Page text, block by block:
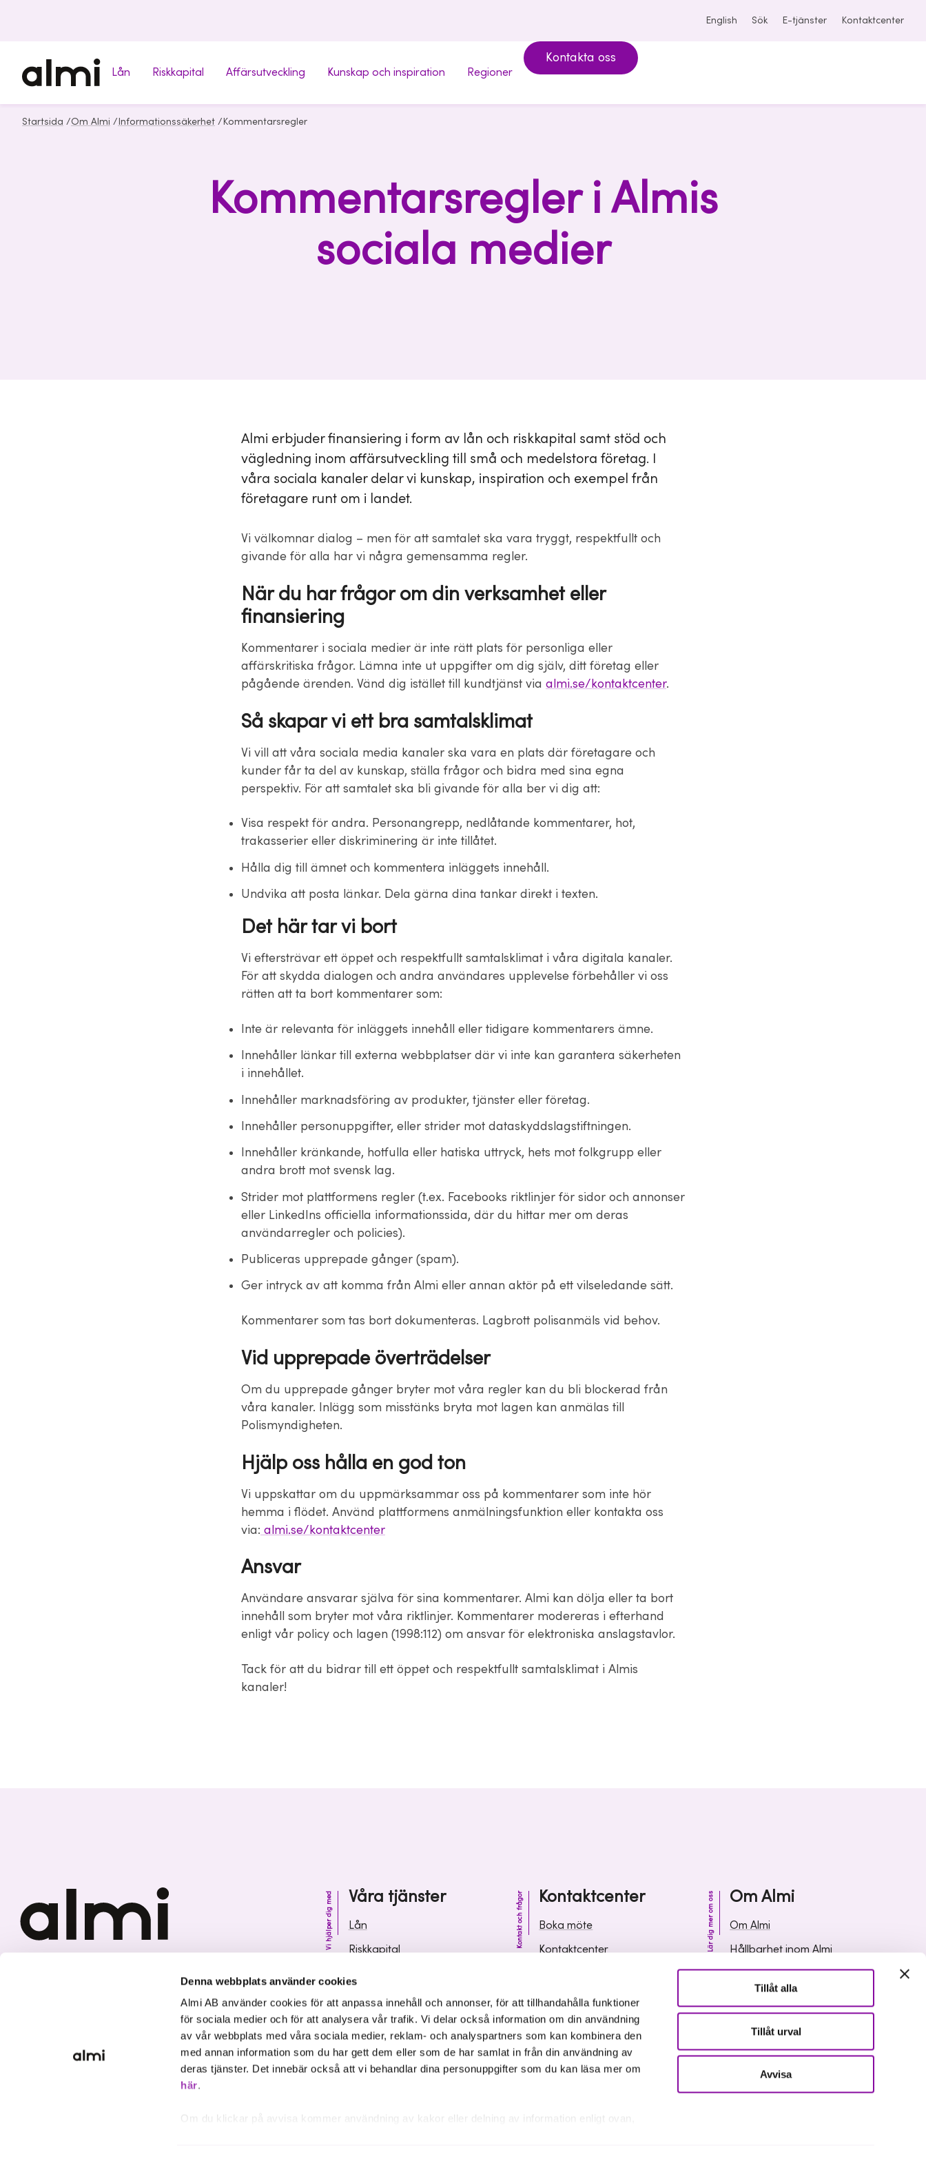
Denna webbplats använder cookies
Almi AB använder cookies för att anpassa innehåll och annonser, för att tillhandahålla funktioner
för sociala medier och för att analysera vår trafik. Vi delar också information om din användning
av vår webbplats med våra sociala medier, reklam- och analyspartners som kan kombinera den
med annan information som du har gett dem eller som de har samlat in från din användning av
deras tjänster. Det innebär också att vi behandlar dina personuppgifter som du kan läsa mer om
här.
Om du klickar på avvisa kommer användning av kakor eller delning av information enligt ovan,
Tillåt alla
Tillåt urval
Avvisa
English Sök E-tjänster Kontaktcenter
Lån Riskkapital Affärsutveckling Kunskap och inspiration Regioner
Kontakta oss
Startsida /Om Almi / Informationssäkerhet / Kommentarsregler
Kommentarsregler i Almis
sociala medier
Almi erbjuder finansiering i form av lån och riskkapital samt stöd och
vägledning inom affärsutveckling till små och medelstora företag. I
våra sociala kanaler delar vi kunskap, inspiration och exempel från
företagare runt om i landet.
Vi välkomnar dialog – men för att samtalet ska vara tryggt, respektfullt och
givande för alla har vi några gemensamma regler.
När du har frågor om din verksamhet eller
finansiering
Kommentarer i sociala medier är inte rätt plats för personliga eller
affärskritiska frågor. Lämna inte ut uppgifter om dig själv, ditt företag eller
pågående ärenden. Vänd dig istället till kundtjänst via almi.se/kontaktcenter.
Så skapar vi ett bra samtalsklimat
Vi vill att våra sociala media kanaler ska vara en plats där företagare och
kunder får ta del av kunskap, ställa frågor och bidra med sina egna
perspektiv. För att samtalet ska bli givande för alla ber vi dig att:
Visa respekt för andra. Personangrepp, nedlåtande kommentarer, hot,
trakasserier eller diskriminering är inte tillåtet.
Hålla dig till ämnet och kommentera inläggets innehåll.
Undvika att posta länkar. Dela gärna dina tankar direkt i texten.
Det här tar vi bort
Vi eftersträvar ett öppet och respektfullt samtalsklimat i våra digitala kanaler.
För att skydda dialogen och andra användares upplevelse förbehåller vi oss
rätten att ta bort kommentarer som:
Inte är relevanta för inläggets innehåll eller tidigare kommentarers ämne.
Innehåller länkar till externa webbplatser där vi inte kan garantera säkerheten
i innehållet.
Innehåller marknadsföring av produkter, tjänster eller företag.
Innehåller personuppgifter, eller strider mot dataskyddslagstiftningen.
Innehåller kränkande, hotfulla eller hatiska uttryck, hets mot folkgrupp eller
andra brott mot svensk lag.
Strider mot plattformens regler (t.ex. Facebooks riktlinjer för sidor och annonser
eller LinkedIns officiella informationssida, där du hittar mer om deras
användarregler och policies).
Publiceras upprepade gånger (spam).
Ger intryck av att komma från Almi eller annan aktör på ett vilseledande sätt.
Kommentarer som tas bort dokumenteras. Lagbrott polisanmäls vid behov.
Vid upprepade överträdelser
Om du upprepade gånger bryter mot våra regler kan du bli blockerad från
våra kanaler. Inlägg som misstänks bryta mot lagen kan anmälas till
Polismyndigheten.
Hjälp oss hålla en god ton
Vi uppskattar om du uppmärksammar oss på kommentarer som inte hör
hemma i flödet. Använd plattformens anmälningsfunktion eller kontakta oss
via: almi.se/kontaktcenter
Ansvar
Användare ansvarar själva för sina kommentarer. Almi kan dölja eller ta bort
innehåll som bryter mot våra riktlinjer. Kommentarer modereras i efterhand
enligt vår policy och lagen (1998:112) om ansvar för elektroniska anslagstavlor.
Tack för att du bidrar till ett öppet och respektfullt samtalsklimat i Almis
kanaler!
Våra tjänster
Vi hjälper dig med
Lån
Riskkapital
Kunskap och inspiration
Kontaktcenter
Kontakt och frågor
Boka möte
Kontaktcenter
Leverantörsinformation
Om Almi
Lär dig mer om oss
Om Almi
Hållbarhet inom Almi
Organisation
Media och press